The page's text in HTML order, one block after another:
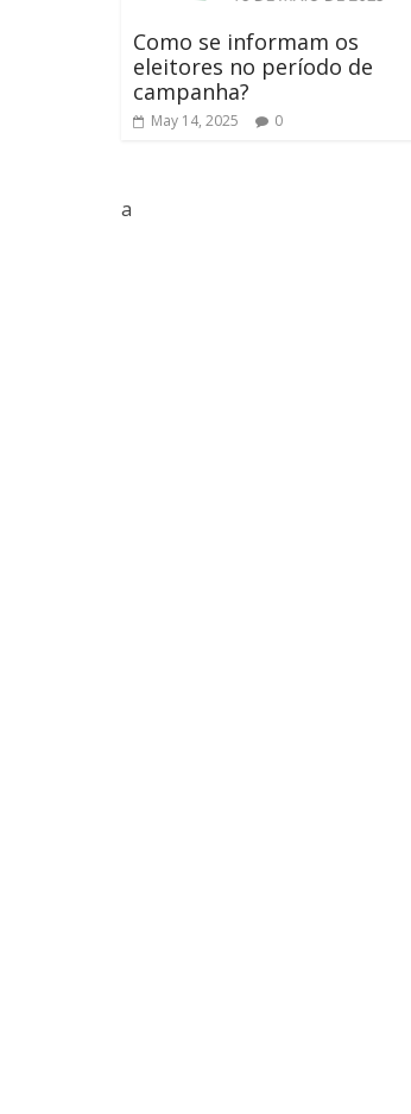
Como se informam os
eleitores no período de
campanha?
May 14, 2025 0
a